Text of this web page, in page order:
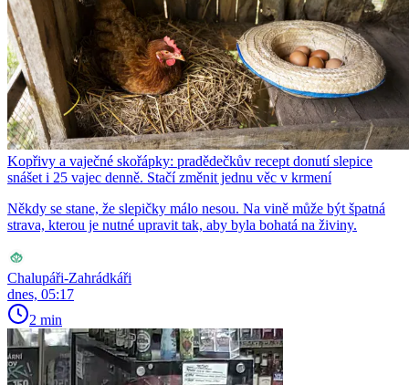
Kopřivy a vaječné skořápky: pradědečkův recept donutí slepice
snášet i 25 vajec denně. Stačí změnit jednu věc v krmení
Někdy se stane, že slepičky málo nesou. Na vině může být špatná
strava, kterou je nutné upravit tak, aby byla bohatá na živiny.
Chalupáři-Zahrádkáři
dnes, 05:17
2 min